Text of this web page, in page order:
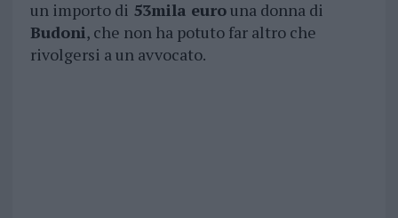
un importo di 53mila eurouna donna di
Budoni, che non ha potuto far altro che
rivolgersi a un avvocato.